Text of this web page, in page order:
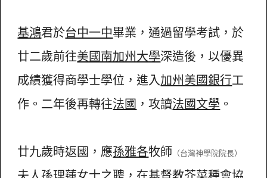
基鴻君於台中一中畢業，通過留學考試，於
廿二歲前往美國南加州大學深造後，以優異
成績獲得商學士學位，進入加州美國銀行工
作。二年後再轉往法國 ，攻讀法國文學 。
廿九歲時返國，應孫雅各牧師 （台灣神學院院長）